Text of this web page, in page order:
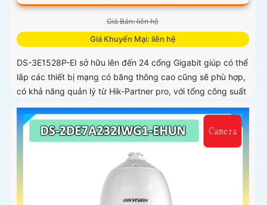
Giá Bán: liên hệ
Giá Khuyến Mại: liên hệ
DS-3E1528P-EI sở hữu lên đến 24 cổng Gigabit giúp có thể
lắp các thiết bị mạng có băng thông cao cũng sẽ phù hợp,
có khả năng quản lý từ Hik-Partner pro, với tổng công suất
PoE lên đến 230W, truyền dữ liệu lên đến 300m, vỏ kim
loại, chông sét 6kV